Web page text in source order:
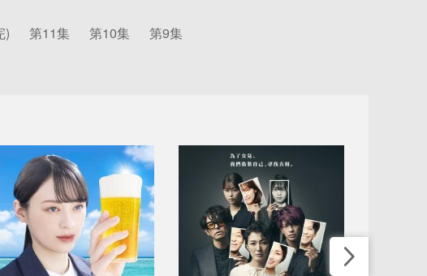
) 第11集 第10集 第9集